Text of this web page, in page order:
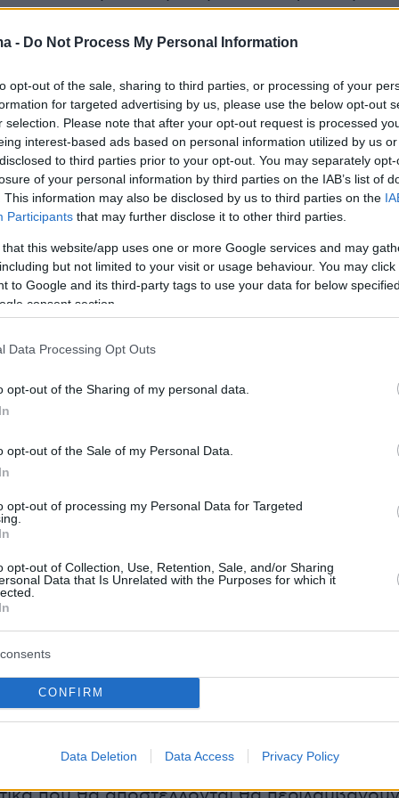
- Do Not Process My Personal Information
opt-out of the sale, sharing to third parties, or processing of your
for targeted advertising by us, please use the below opt-out
selection. Please note that after your opt-out request is processed
interest-based ads based on personal information utilized by us
to third parties prior to your opt-out. You may separately
of your personal information by third parties on the IAB’s list of
This information may also be disclosed by us to third parties on the
Participants that may further disclose it to other third parties.
that this website/app uses one or more Google services and may
but not limited to your visit or usage behaviour. You may
to Google and its third-party tags to use your data for below
consent section.
Data Processing Opt Outs
opt-out of the Sharing of my personal data.
opt-out of the Sale of my Personal Data.
opt-out of processing my Personal Data for Targeted
opt-out of Collection, Use, Retention, Sale, and/or Sharing
Data that Is Unrelated with the Purposes for which it
CONFIRM
Data Deletion Data Access Privacy Policy
καταστάσεις πελατών – προμηθευτών.
ελεγκτές της ΑΑΔΕ εντόπισαν περιπτώσεις
αδικαιολόγητα προσυμπληρωμένα
δηλώσεις, αλλά και υποθέσεις
ανάμεσα στις τραπεζικές κινήσεις, τις
και τα εισοδήματα που δηλώθηκαν
αυτοματοποιημένων ελέγχων,η
προχωρά πλέον απευθείας στην
διοικητικού προσδιορισμού φόρου,
τα ψηφιακά δεδομένα που έχει ήδη στη
Πολλές από τις συγκεκριμένες
χρήσεις που ελέγχονται μέσα στο
και το νέο σύστημα επιβολής φόρων «κατ’
όσους δεν υπέβαλαν καθόλου φορολογική
είχαν σχετική υποχρέωση.
αυτές, η ΑΑΔΕ θα υπολογίζει μόνη της το
τις ηλεκτρονικές συναλλαγές και τα
προκύπτουν από τις ψηφιακές πλατφόρμες
φορολογικής διοίκησης.